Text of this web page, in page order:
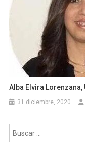
Alba Elvira
31 diciembre, 2020